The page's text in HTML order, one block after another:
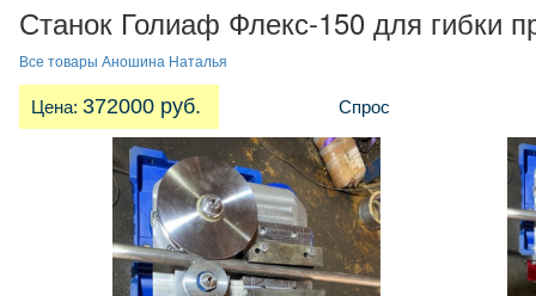
Станок Голиаф Флекс-150 для гибки
Все товары Аношина Наталья
Цена: 372000 руб. Спрос